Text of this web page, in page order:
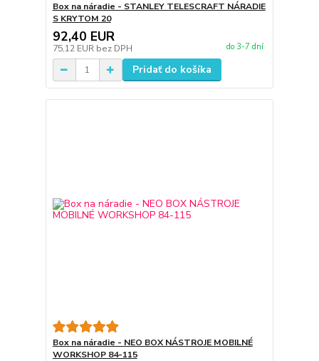
Box na náradie - STANLEY TELESCRAFT NÁRADIE
S KRYTOM 20
92,40 EUR
75,12 EUR bez DPH do 3-7 dní
Pridať do košíka
Box na náradie - NEO BOX NÁSTROJE MOBILNÉ
WORKSHOP 84-115